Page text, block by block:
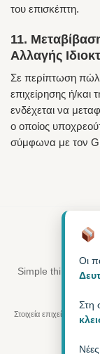
του επισκέπτη.
11.
Αλλαγής
Σε περίπτωση
επιχείρησης ή/και
ενδέχεται να
ο οποίος
σύμφωνα με τον
Simple things.
Στοιχεία επιχείρησης:
Οι
Στη